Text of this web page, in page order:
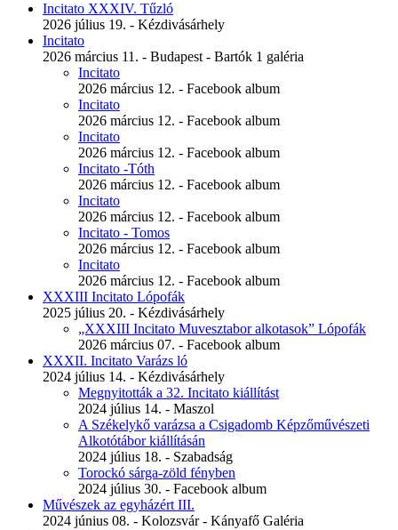
Incitato XXXIV. Tűzló
2026 július 19. - Kézdivásárhely
Incitato
2026 március 11. - Budapest - Bartók 1 galéria
Incitato
2026 március 12. - Facebook album
Incitato
2026 március 12. - Facebook album
Incitato
2026 március 12. - Facebook album
Incitato -Tóth
2026 március 12. - Facebook album
Incitato
2026 március 12. - Facebook album
Incitato - Tomos
2026 március 12. - Facebook album
Incitato
2026 március 12. - Facebook album
XXXIII Incitato Lópofák
2025 július 20. - Kézdivásárhely
„XXXIII Incitato Muvesztabor alkotasok” Lópofák
2026 március 07. - Facebook album
XXXII. Incitato Varázs ló
2024 július 14. - Kézdivásárhely
Megnyitották a 32. Incitato kiállítást
2024 július 14. - Maszol
A Székelykő varázsa a Csigadomb Képzőművészeti
Alkotótábor kiállításán
2024 július 18. - Szabadság
Torockó sárga-zöld fényben
2024 július 30. - Facebook album
Művészek az egyházért III.
2024 június 08. - Kolozsvár - Kányafő Galéria